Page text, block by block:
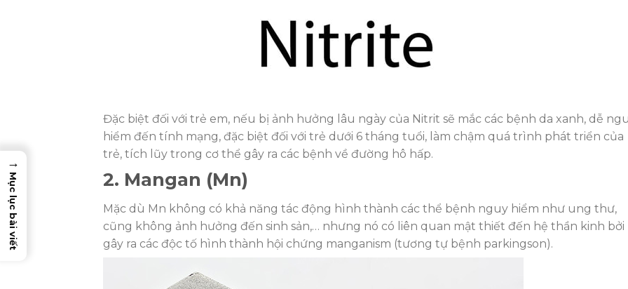
Đặc biệt đối với trẻ em, nếu bị ảnh hưởng lâu ngày của Nitrit sẽ mắc các bệnh da xanh, dễ
hiểm đến tính mạng, đặc biệt đối với trẻ dưới 6 tháng tuổi, làm chậm quá trình phát triển của
trẻ, tích lũy trong cơ thể gây ra các bệnh về đường hô hấp.
2. Mangan (Mn)
Mặc dù Mn không có khả năng tác động hình thành các thể bệnh nguy hiểm như ung thư,
cũng không ảnh hưởng đến sinh sản,… nhưng nó có liên quan mật thiết đến hệ thần kinh bởi
gây ra các độc tố hình thành hội chứng manganism (tương tự bệnh parkingson).
→
Mục lục bài viết